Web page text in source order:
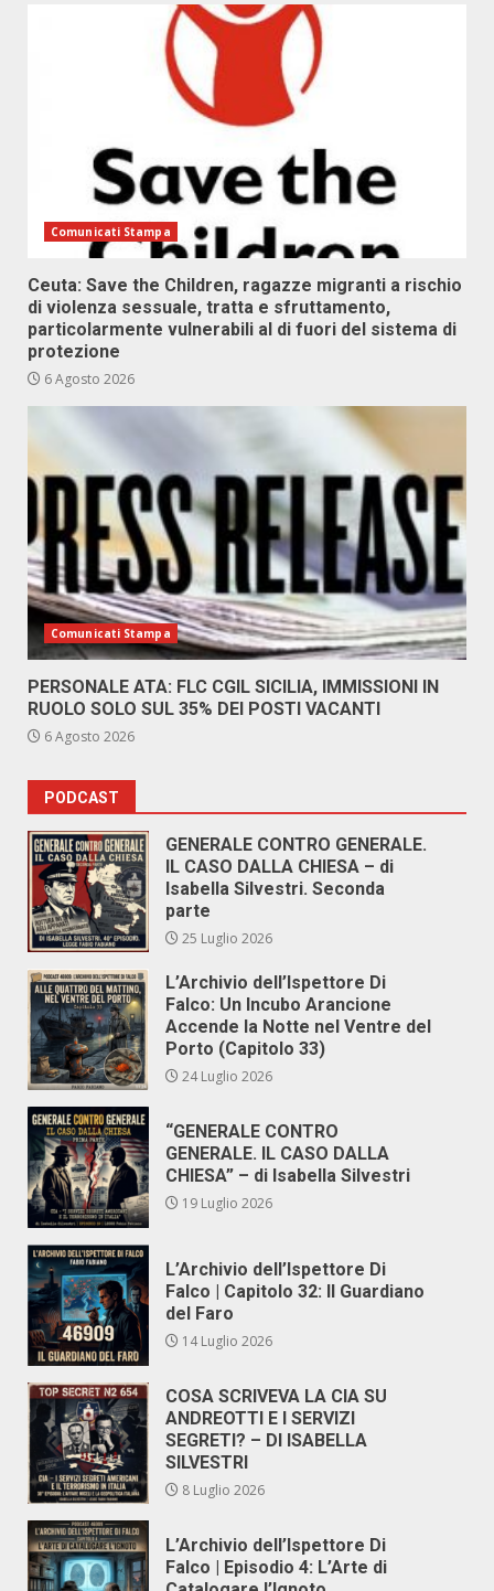
Comunicati Stampa
Ceuta: Save the Children, ragazze migranti a rischio
di violenza sessuale, tratta e sfruttamento,
particolarmente vulnerabili al di fuori del sistema di
protezione
6 Agosto 2026
Comunicati Stampa
PERSONALE ATA: FLC CGIL SICILIA, IMMISSIONI IN
RUOLO SOLO SUL 35% DEI POSTI VACANTI
6 Agosto 2026
PODCAST
GENERALE CONTRO GENERALE.
IL CASO DALLA CHIESA – di
Isabella Silvestri. Seconda
parte
25 Luglio 2026
L’Archivio dell’Ispettore Di
Falco: Un Incubo Arancione
Accende la Notte nel Ventre del
Porto (Capitolo 33)
24 Luglio 2026
“GENERALE CONTRO
GENERALE. IL CASO DALLA
CHIESA” – di Isabella Silvestri
19 Luglio 2026
L’Archivio dell’Ispettore Di
Falco | Capitolo 32: Il Guardiano
del Faro
14 Luglio 2026
COSA SCRIVEVA LA CIA SU
ANDREOTTI E I SERVIZI
SEGRETI? – DI ISABELLA
SILVESTRI
8 Luglio 2026
L’Archivio dell’Ispettore Di
Falco | Episodio 4: L’Arte di